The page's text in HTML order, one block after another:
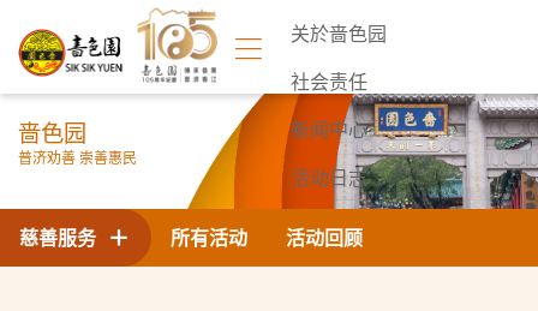
关於啬色园
社会责任
新闻中心
活动日志
联络我们
啬色园
普济劝善 崇善惠民
所有活动 活动回顾
慈善服务